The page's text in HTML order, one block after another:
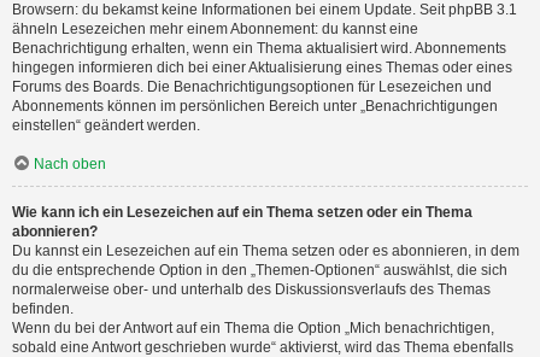
Browsern: du bekamst keine Informationen bei einem Update. Seit phpBB 3.1
ähneln Lesezeichen mehr einem Abonnement: du kannst eine
Benachrichtigung erhalten, wenn ein Thema aktualisiert wird. Abonnements
hingegen informieren dich bei einer Aktualisierung eines Themas oder eines
Forums des Boards. Die Benachrichtigungsoptionen für Lesezeichen und
Abonnements können im persönlichen Bereich unter „Benachrichtigungen
einstellen“ geändert werden.
Nach oben
Wie kann ich ein Lesezeichen auf ein Thema setzen oder ein Thema
abonnieren?
Du kannst ein Lesezeichen auf ein Thema setzen oder es abonnieren, in dem
du die entsprechende Option in den „Themen-Optionen“ auswählst, die sich
normalerweise ober- und unterhalb des Diskussionsverlaufs des Themas
befinden.
Wenn du bei der Antwort auf ein Thema die Option „Mich benachrichtigen,
sobald eine Antwort geschrieben wurde“ aktivierst, wird das Thema ebenfalls